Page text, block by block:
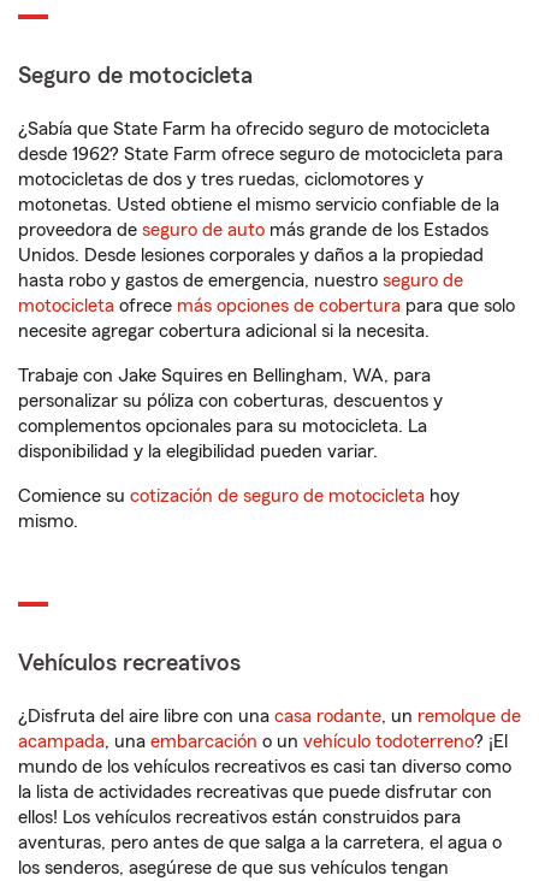
Seguro de motocicleta
¿Sabía que State Farm ha ofrecido seguro de motocicleta
desde 1962? State Farm ofrece seguro de motocicleta para
motocicletas de dos y tres ruedas, ciclomotores y
motonetas. Usted obtiene el mismo servicio confiable de la
proveedora de seguro de auto más grande de los Estados
Unidos. Desde lesiones corporales y daños a la propiedad
hasta robo y gastos de emergencia, nuestro seguro de
motocicleta ofrece más opciones de cobertura para que solo
necesite agregar cobertura adicional si la necesita.
Trabaje con Jake Squires en Bellingham, WA, para
personalizar su póliza con coberturas, descuentos y
complementos opcionales para su motocicleta. La
disponibilidad y la elegibilidad pueden variar.
Comience su cotización de seguro de motocicleta hoy
mismo.
Vehículos recreativos
¿Disfruta del aire libre con una casa rodante, un remolque de
acampada, una embarcación o un vehículo todoterreno? ¡El
mundo de los vehículos recreativos es casi tan diverso como
la lista de actividades recreativas que puede disfrutar con
ellos! Los vehículos recreativos están construidos para
aventuras, pero antes de que salga a la carretera, el agua o
los senderos, asegúrese de que sus vehículos tengan